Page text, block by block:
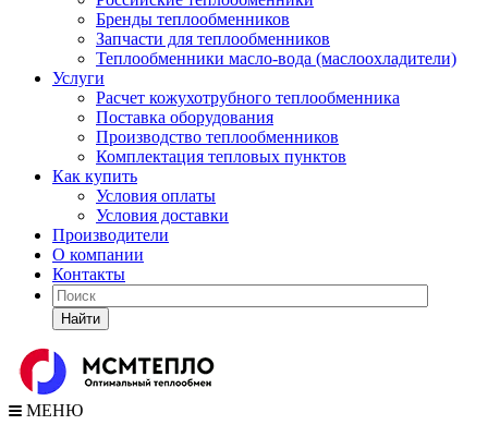
Бренды теплообменников
Запчасти для теплообменников
Теплообменники масло-вода (маслоохладители)
Услуги
Расчет кожухотрубного теплообменника
Поставка оборудования
Производство теплообменников
Комплектация тепловых пунктов
Как купить
Условия оплаты
Условия доставки
Производители
О компании
Контакты
Найти
МЕНЮ